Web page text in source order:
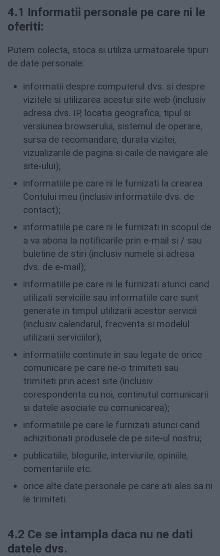
4.1 Informatii personale pe care ni le
oferiti:
Putem colecta, stoca si utiliza urmatoarele tipuri
de date personale:
informatii despre computerul dvs. si despre
vizitele si utilizarea acestui site web (inclusiv
adresa dvs. IP, locatia geografica, tipul si
versiunea browserului, sistemul de operare,
sursa de recomandare, durata vizitei,
vizualizarile de pagina si caile de navigare ale
site-ului);
informatiile pe care ni le furnizati la crearea
Contului meu (inclusiv informatiile dvs. de
contact);
informatiile pe care ni le furnizati in scopul de
a va abona la notificarile prin e-mail si / sau
buletine de stiri (inclusiv numele si adresa
dvs. de e-mail);
informatiile pe care ni le furnizati atunci cand
utilizati serviciile sau informatiile care sunt
generate in timpul utilizarii acestor servicii
(inclusiv calendarul, frecventa si modelul
utilizarii serviciilor);
informatiile continute in sau legate de orice
comunicare pe care ne-o trimiteti sau
trimiteti prin acest site (inclusiv
corespondenta cu noi, continutul comunicarii
si datele asociate cu comunicarea);
informatiile pe care le furnizati atunci cand
achizitionati produsele de pe site-ul nostru;
publicatiile, blogurile, interviurile, opiniile,
comentariile etc.
orice alte date personale pe care ati ales sa ni
le trimiteti.
4.2 Ce se intampla daca nu ne dati
datele dvs.